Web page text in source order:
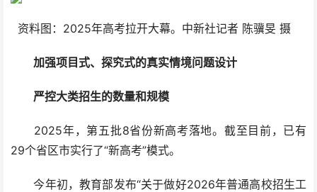
资料图：2025年高考拉开大幕。中新社记者 陈骥旻 摄
加强项目式、探究式的真实情境问题设计
严控大类招生的数量和规模
2025年，第五批8省份新高考落地。截至目前，已有
29个省区市实行了“新高考”模式。
今年初，教育部发布“关于做好2026年普通高校招生工